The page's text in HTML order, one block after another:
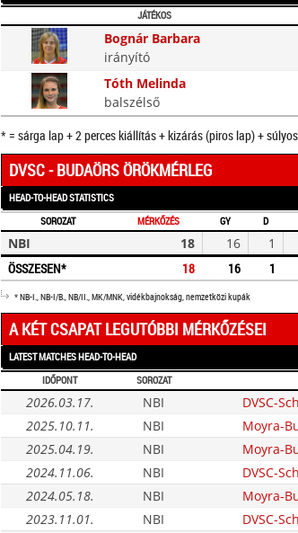
JÁTÉKOS
Bognár Barbara
irányító
Tóth Melinda
balszélső
* = sárga lap + 2 perces kiállítás + kizárás (piros lap) +
DVSC - BUDAÖRS ÖRÖKMÉRLEG
HEAD-TO-HEAD STATISTICS
SOROZAT
MÉRKŐZÉS GY D
NBI 18 16 1
ÖSSZESEN*
18 16 1
* NB-I., NB-I/B., NB/II., MK/MNK, vidékbajnokság, nemzetközi kupák
A KÉT CSAPAT LEGUTÓBBI MÉRKŐZÉSEI
LATEST MATCHES HEAD-TO-HEAD
IDŐPONT
SOROZAT
2026.03.17. NBI DVSC-
2025.10.11.
NBI Moyra-
2025.04.19.
NBI Moyra-
2024.11.06.
NBI DVSC-
2024.05.18.
NBI Moyra-
2023.11.01.
NBI DVSC-